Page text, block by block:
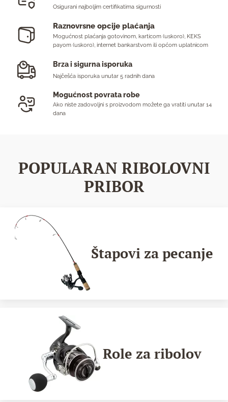
Osigurani najboljim certifikatima sigurnosti
Raznovrsne opcije plaćanja
Mogućnost plaćanja gotovinom, karticom (uskoro), KEKS
payom (uskoro), internet bankarstvom ili općom uplatnicom
Brza i sigurna isporuka
Najčešća isporuka unutar 5 radnih dana
Mogućnost povrata robe
Ako niste zadovoljni s proizvodom možete ga vratiti unutar 14
dana
POPULARAN RIBOLOVNI
PRIBOR
Štapovi za pecanje
Role za ribolov